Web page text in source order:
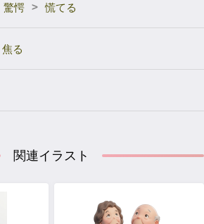
驚愕 > 慌てる
焦る
関連イラスト